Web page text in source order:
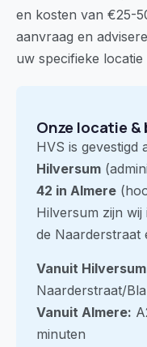
en kosten van €25-
aanvraag en
uw specifieke locatie
Onze locatie &
HVS is gevestigd
Hilversum
42 in Almere
Hilversum zijn wij
de Naarderstraat
Vanuit
Naarderstraat/
Vanuit Almere:
minuten